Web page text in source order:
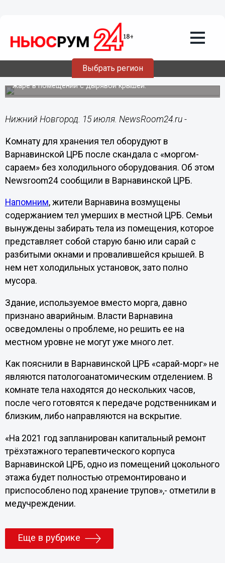
Выбрать регион
15.07.202117:04
Комнату для хранения тел оборудуют в
Варнавинской ЦРБ в 2021 году
Жители пожаловались, что тела умерших держат на
жаре в помещении с дырявой крышей.
Нижний Новгород. 15 июля. NewsRoom24.ru -
Комнату для хранения тел оборудуют в
Варнавинской ЦРБ после скандала с «моргом-
сараем» без холодильного оборудования. Об этом
Newsroom24 сообщили в Варнавинской ЦРБ.
Напомним, жители Варнавина возмущены
содержанием тел умерших в местной ЦРБ. Семьи
вынуждены забирать тела из помещения, которое
представляет собой старую баню или сарай с
разбитыми окнами и провалившейся крышей. В
нем нет холодильных установок, зато полно
мусора.
Здание, используемое вместо морга, давно
признано аварийным. Власти Варнавина
осведомлены о проблеме, но решить ее на
местном уровне не могут уже много лет.
Как пояснили в Варнавинской ЦРБ «сарай-морг» не
являются патологоанатомическим отделением. В
комнате тела находятся до нескольких часов,
после чего готовятся к передаче родственникам и
близким, либо направляются на вскрытие.
«На 2021 год запланирован капитальный ремонт
трёхэтажного терапевтического корпуса
Варнавинской ЦРБ, одно из помещений цокольного
этажа будет полностью отремонтировано и
приспособлено под хранение трупов»,- отметили в
медучреждении.
Еще в рубрике